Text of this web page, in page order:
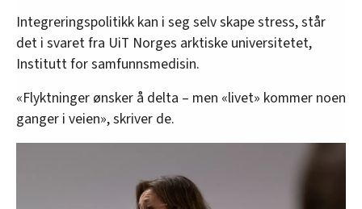
Integreringspolitikk kan i seg selv skape stress, står
det i svaret fra UiT Norges arktiske universitetet,
Institutt for samfunnsmedisin.
«Flyktninger ønsker å delta – men «livet» kommer noen
ganger i veien», skriver de.